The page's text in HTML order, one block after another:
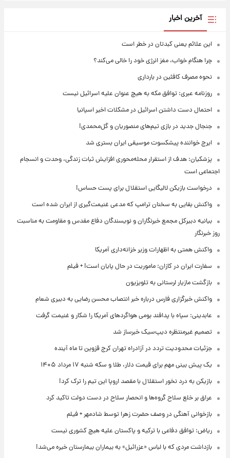
آخرین اخبار
این علائم یعنی کبدتان در خطر است
چرا هنگام خواب، مغز انرژی خود را خالی می‌کند؟
نحوه مصرف کافئین در بارداری
روزنامه عبری: توافق مکه به هیچ عنوان علیه اسرائیل نیست
احتمال دست داشتن اسرائیل در مشکلات اخیر اسپانیا
جنجال جدید در بازی تیم‌های منصوریان و گل‌محمدی!
ایرج خواننده پیشکسوت موسیقی ایران بستری شد
پزشکیان: هدف از استقرار محله‌محوری افزایش ثبات زندگی، وحدت و انسجام
اجتماعی است
درخواست بازیکن لالیگایی استقلال برای پست حساس!
واکنش بقایی به سخنان ترامپ که مدعی غنیمت‌گیری از ایران شده است
بیانیه دبیرکل مجمع خبرنگاران و نویسندگان دفاع مقدس و مقاومت به مناسبت
روز خبرنگار
واکنش همتی به اظهارات وزیر خزانه‌داری آمریکا
سفارت ایران در کازان: ماموریت در حال پایان است! + فیلم
بازگشت مازیار لرستانی به تلویزیون
واکنش خبرگزاری فارس درباره خبر انتصاب محسن رضایی به دبیری شعام
عابدینی: سپاه با پدافند بومی هواگردهای آمریکا را شکار و غنیمت گرفت
تصمیم غیرمنتظره دیپ‌سیک خبرساز شد
جزئیات محدودیت تردد در آزادراه تهران کرج قزوین تا ماه آینده
یک پیش ‌بینی مهم برای قیمت دلار، طلا و سکه شنبه ۱۷ مرداد ۱۴۰۵
بازیکن به درد نخور استقلال با مقصد اروپا این تیم را ترک کرد!
عراق بر خلع سلاح گروه‌ها و انحصار سلاح در دست دولت تاکید کرد
بازخوانی آهنگی در وصف حضرت زهرا توسط شادمهر + فیلم
ریاض: توافق دفاعی با ترکیه و پاکستان علیه هیچ کشوری نیست
بازداشت مردی که با لباس «عزرائیل» به بیماران بیمارستان خیره می‌شد!